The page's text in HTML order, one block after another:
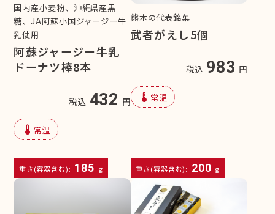
国内産小麦粉、沖縄県産黒
糖、JA阿蘇小国ジャージー牛
乳使用
阿蘇ジャージー牛乳
ドーナツ棒8本
税込 432 円
device_thermostat 常温
重さ(容器含む): 185 g
熊本の代表銘菓
武者がえし5個
税込 983 円
device_thermostat 常温
重さ(容器含む): 200 g